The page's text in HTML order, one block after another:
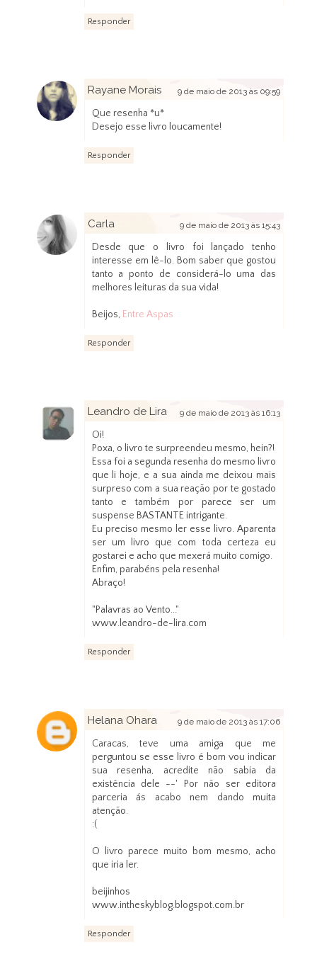
Responder
Rayane Morais 9 de maio de 2013 às 09:59
Que resenha *u*
Desejo esse livro loucamente!
Responder
Carla 9 de maio de 2013 às 15:43
Desde que o livro foi lançado tenho
interesse em lê-lo. Bom saber que gostou
tanto a ponto de considerá-lo uma das
melhores leituras da sua vida!
Beijos, Entre Aspas
Responder
Leandro de Lira 9 de maio de 2013 às 16:13
Oi!
Poxa, o livro te surpreendeu mesmo, hein?!
Essa foi a segunda resenha do mesmo livro
que li hoje, e a sua ainda me deixou mais
surpreso com a sua reação por te gostado
tanto e também por parece ser um
suspense BASTANTE intrigante.
Eu preciso mesmo ler esse livro. Aparenta
ser um livro que com toda certeza eu
gostarei e acho que mexerá muito comigo.
Enfim, parabéns pela resenha!
Abraço!
"Palavras ao Vento..."
www.leandro-de-lira.com
Responder
Helana Ohara 9 de maio de 2013 às 17:06
Caracas, teve uma amiga que me
perguntou se esse livro é bom vou indicar
sua resenha, acredite não sabia da
existência dele --' Por não ser editora
parceria ás acabo nem dando muita
atenção.
:(
O livro parece muito bom mesmo, acho
que iria ler.
beijinhos
www.intheskyblog.blogspot.com.br
Responder